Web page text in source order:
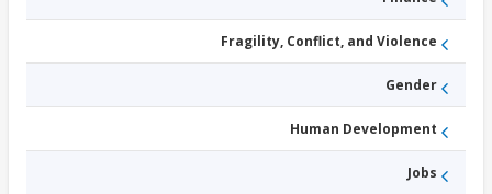
Industry,
Trade, and
Fragility, Conflict, and Violence
Gender
Human Development